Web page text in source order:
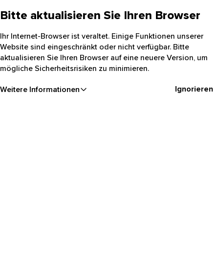
Bitte aktualisieren Sie Ihren Browser
Ihr Internet-Browser ist veraltet. Einige Funktionen unserer
Website sind eingeschränkt oder nicht verfügbar. Bitte
aktualisieren Sie Ihren Browser auf eine neuere Version, um
mögliche Sicherheitsrisiken zu minimieren.
Weitere Informationen Ignorieren